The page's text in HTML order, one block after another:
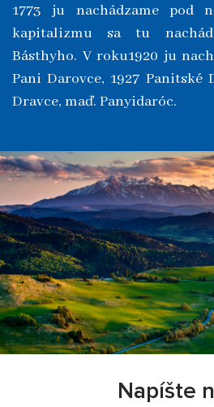
1773 ju nachádzame pod
kapitalizmu sa tu
Básthyho. V roku1920 ju
Pani Darovce, 1927 Panitské
Dravce, maď. Panyidaróc.
Napíšte